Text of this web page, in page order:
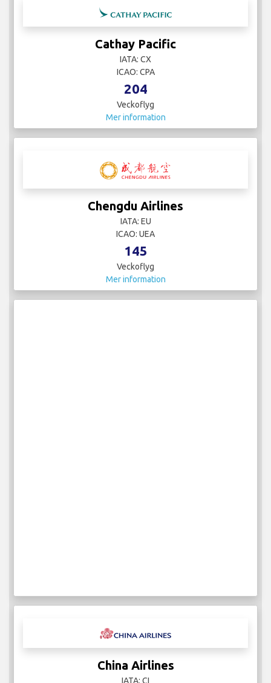
Cathay Pacific
IATA: CX
ICAO: CPA
204
Veckoflyg
Mer information
Chengdu Airlines
IATA: EU
ICAO: UEA
145
Veckoflyg
Mer information
China Airlines
IATA: CI